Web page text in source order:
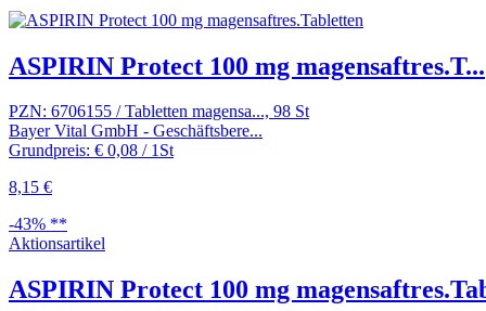
ASPIRIN Protect 100 mg magensaftres.T...
PZN: 6706155 / Tabletten magensa..., 98 St
Bayer Vital GmbH - Geschäftsbere...
Grundpreis: € 0,08 / 1St
8,15 €
-43% **
Aktionsartikel
ASPIRIN Protect 100 mg